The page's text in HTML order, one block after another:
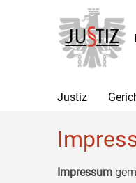
Hauptnavigation
[1]
Inhalt
[2]
Untermenü
[3]
Justiz
Impressum